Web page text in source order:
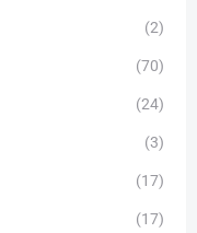
(2)
(70)
(24)
(3)
(17)
(17)